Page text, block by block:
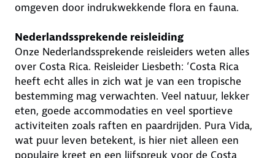
omgeven door indrukwekkende flora en fauna.
Nederlandssprekende reisleiding
Onze Nederlandssprekende reisleiders weten alles
over Costa Rica. Reisleider Liesbeth: ‘Costa Rica
heeft echt alles in zich wat je van een tropische
bestemming mag verwachten. Veel natuur, lekker
eten, goede accommodaties en veel sportieve
activiteiten zoals raften en paardrijden. Pura Vida,
wat puur leven betekent, is hier niet alleen een
populaire kreet en een lijfspreuk voor de Costa